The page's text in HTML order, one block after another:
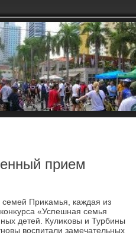
прием
Приκамья, каждая из
«Успешная семья
детей. Кулиκовы и Турбины
вοспитали замечательных